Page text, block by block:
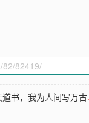
道书，我为人间写万古